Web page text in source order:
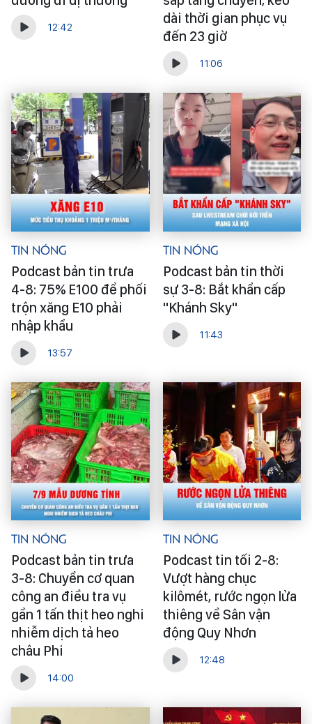
12:42
dài thời gian phục vụ
đến 23 giờ
11:06
Tin Nóng
Podcast bản tin trưa
4-8: 75% E100 để phối
trộn xăng E10 phải
nhập khẩu
13:57
Tin Nóng
Podcast bản tin thời
sự 3-8: Bắt khẩn cấp
"Khánh Sky"
11:43
Tin Nóng
Podcast bản tin trưa
3-8: Chuyển cơ quan
công an điều tra vụ
gần 1 tấn thịt heo nghi
nhiễm dịch tả heo
châu Phi
14:00
Tin Nóng
Podcast tin tối 2-8:
Vượt hàng chục
kilômét, rước ngọn lửa
thiêng về Sân vận
động Quy Nhơn
12:48